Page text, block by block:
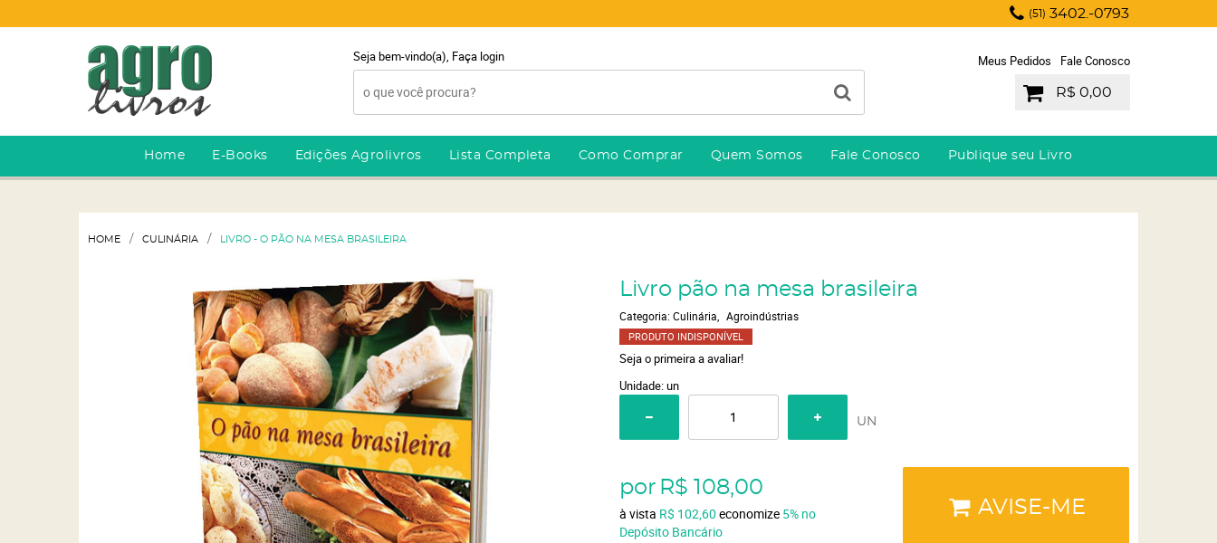
(51) 3402.-0793
Seja bem-vindo(a), Faça login Meus Pedidos Fale Conosco
R$ 0,00
Home E-Books Edições Agrolivros Lista Completa Como Comprar Quem Somos Fale Conosco Publique seu Livro
HOME CULINÁRIA LIVRO - O PÃO NA MESA BRASILEIRA
Livro pão na mesa brasileira
Categoria: Culinária Agroindústrias
PRODUTO INDISPONÍVEL
Seja o primeira a avaliar!
Unidade: un
UN
por R$ 108,00
à vista R$ 102,60 economize 5% no
Depósito Bancário
AVISE-ME